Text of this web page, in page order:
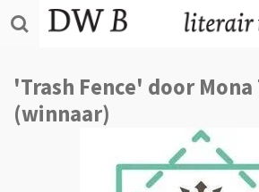
Ga
direct
de
hoofdinhoud
'Trash Fence' door Mona
(winnaar)